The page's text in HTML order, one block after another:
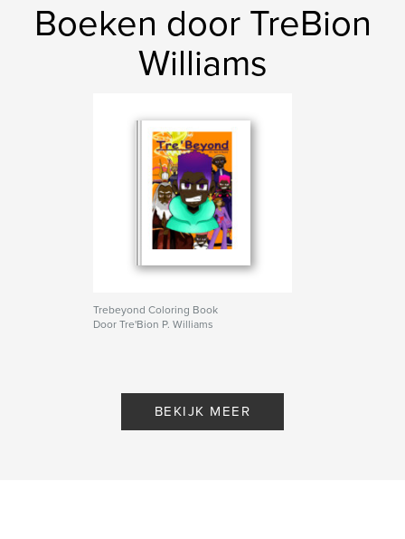
Boeken door TreBion
Williams
Trebeyond Coloring Book
Door Tre'Bion P. Williams
BEKIJK MEER